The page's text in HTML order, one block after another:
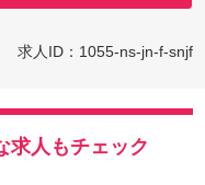
求人ID：1055-ns-jn-f-snjf
求人もチェック